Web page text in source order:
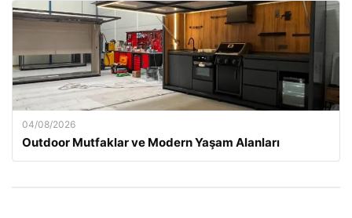
04/08/2026
Outdoor Mutfaklar ve Modern Yaşam Alanları